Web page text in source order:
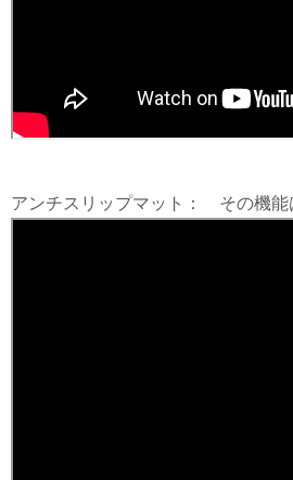
アンチスリップマット： その機能